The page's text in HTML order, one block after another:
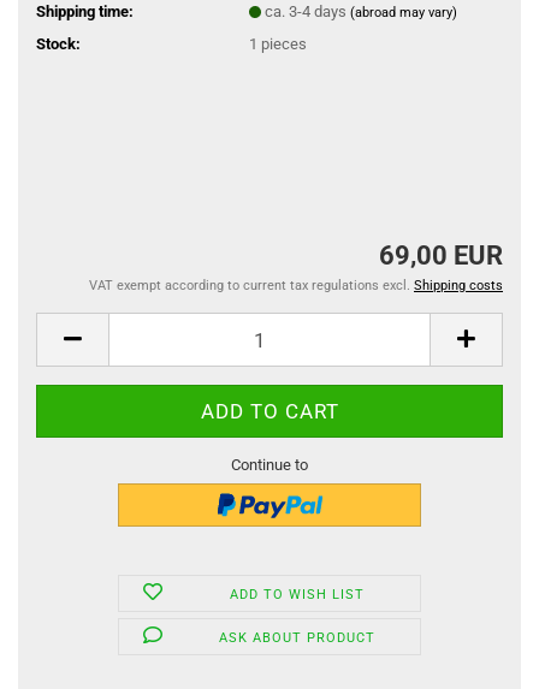
Shipping time:
ca. 3-4 days (abroad may vary)
Stock: 1 pieces
69,00 EUR
VAT exempt according to current tax regulations excl. Shipping costs
Continue to
ADD TO WISH LIST
ASK ABOUT PRODUCT